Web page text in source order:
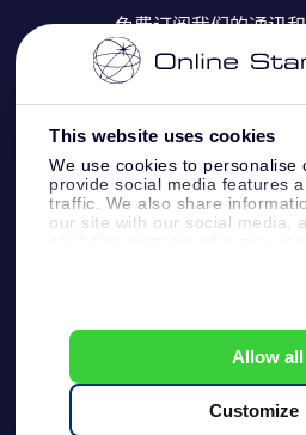
This website uses cookies
We use cookies to personalise
provide social media features
traffic. We also share
our site with our social media,
information that you’ve
Allow all
Customize
评论
OSR 礼物卡
公司礼品
个性化的Star Page
One Million Stars
OSR Starsaver
付款信息
配送信息
退货政策&撤销权
免费订阅我们的通讯
客户服务:
KVK: 60333553, VAT: